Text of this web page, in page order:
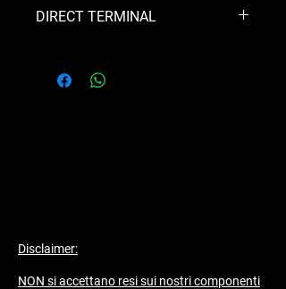
DIRECT TERMINAL
MADE OF 304L STEEL ASSEMBLED BY
Disclaimer:
NON si accettano resi sui nostri componenti